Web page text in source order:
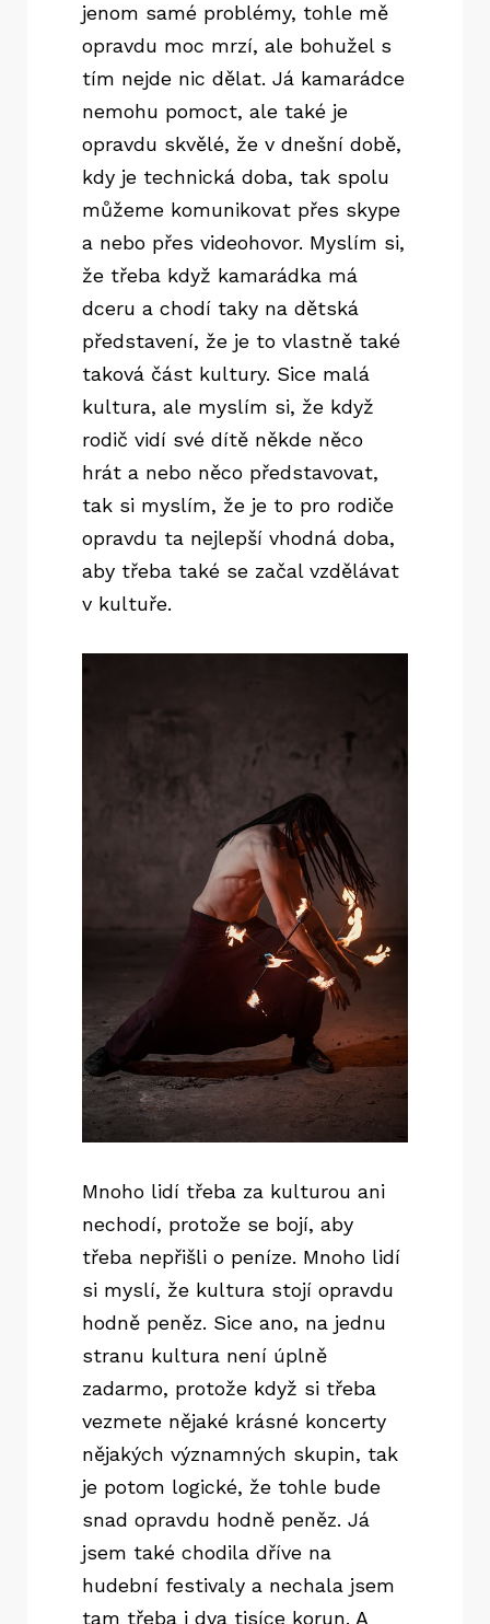
jenom samé problémy, tohle mě
opravdu moc mrzí, ale bohužel s
tím nejde nic dělat. Já kamarádce
nemohu pomoct, ale také je
opravdu skvělé, že v dnešní době,
kdy je technická doba, tak spolu
můžeme komunikovat přes skype
a nebo přes videohovor. Myslím si,
že třeba když kamarádka má
dceru a chodí taky na dětská
představení, že je to vlastně také
taková část kultury. Sice malá
kultura, ale myslím si, že když
rodič vidí své dítě někde něco
hrát a nebo něco představovat,
tak si myslím, že je to pro rodiče
opravdu ta nejlepší vhodná doba,
aby třeba také se začal vzdělávat
v kultuře.
Mnoho lidí třeba za kulturou ani
nechodí, protože se bojí, aby
třeba nepřišli o peníze. Mnoho lidí
si myslí, že kultura stojí opravdu
hodně peněz. Sice ano, na jednu
stranu kultura není úplně
zadarmo, protože když si třeba
vezmete nějaké krásné koncerty
nějakých významných skupin, tak
je potom logické, že tohle bude
snad opravdu hodně peněz. Já
jsem také chodila dříve na
hudební festivaly a nechala jsem
tam třeba i dva tisíce korun. A